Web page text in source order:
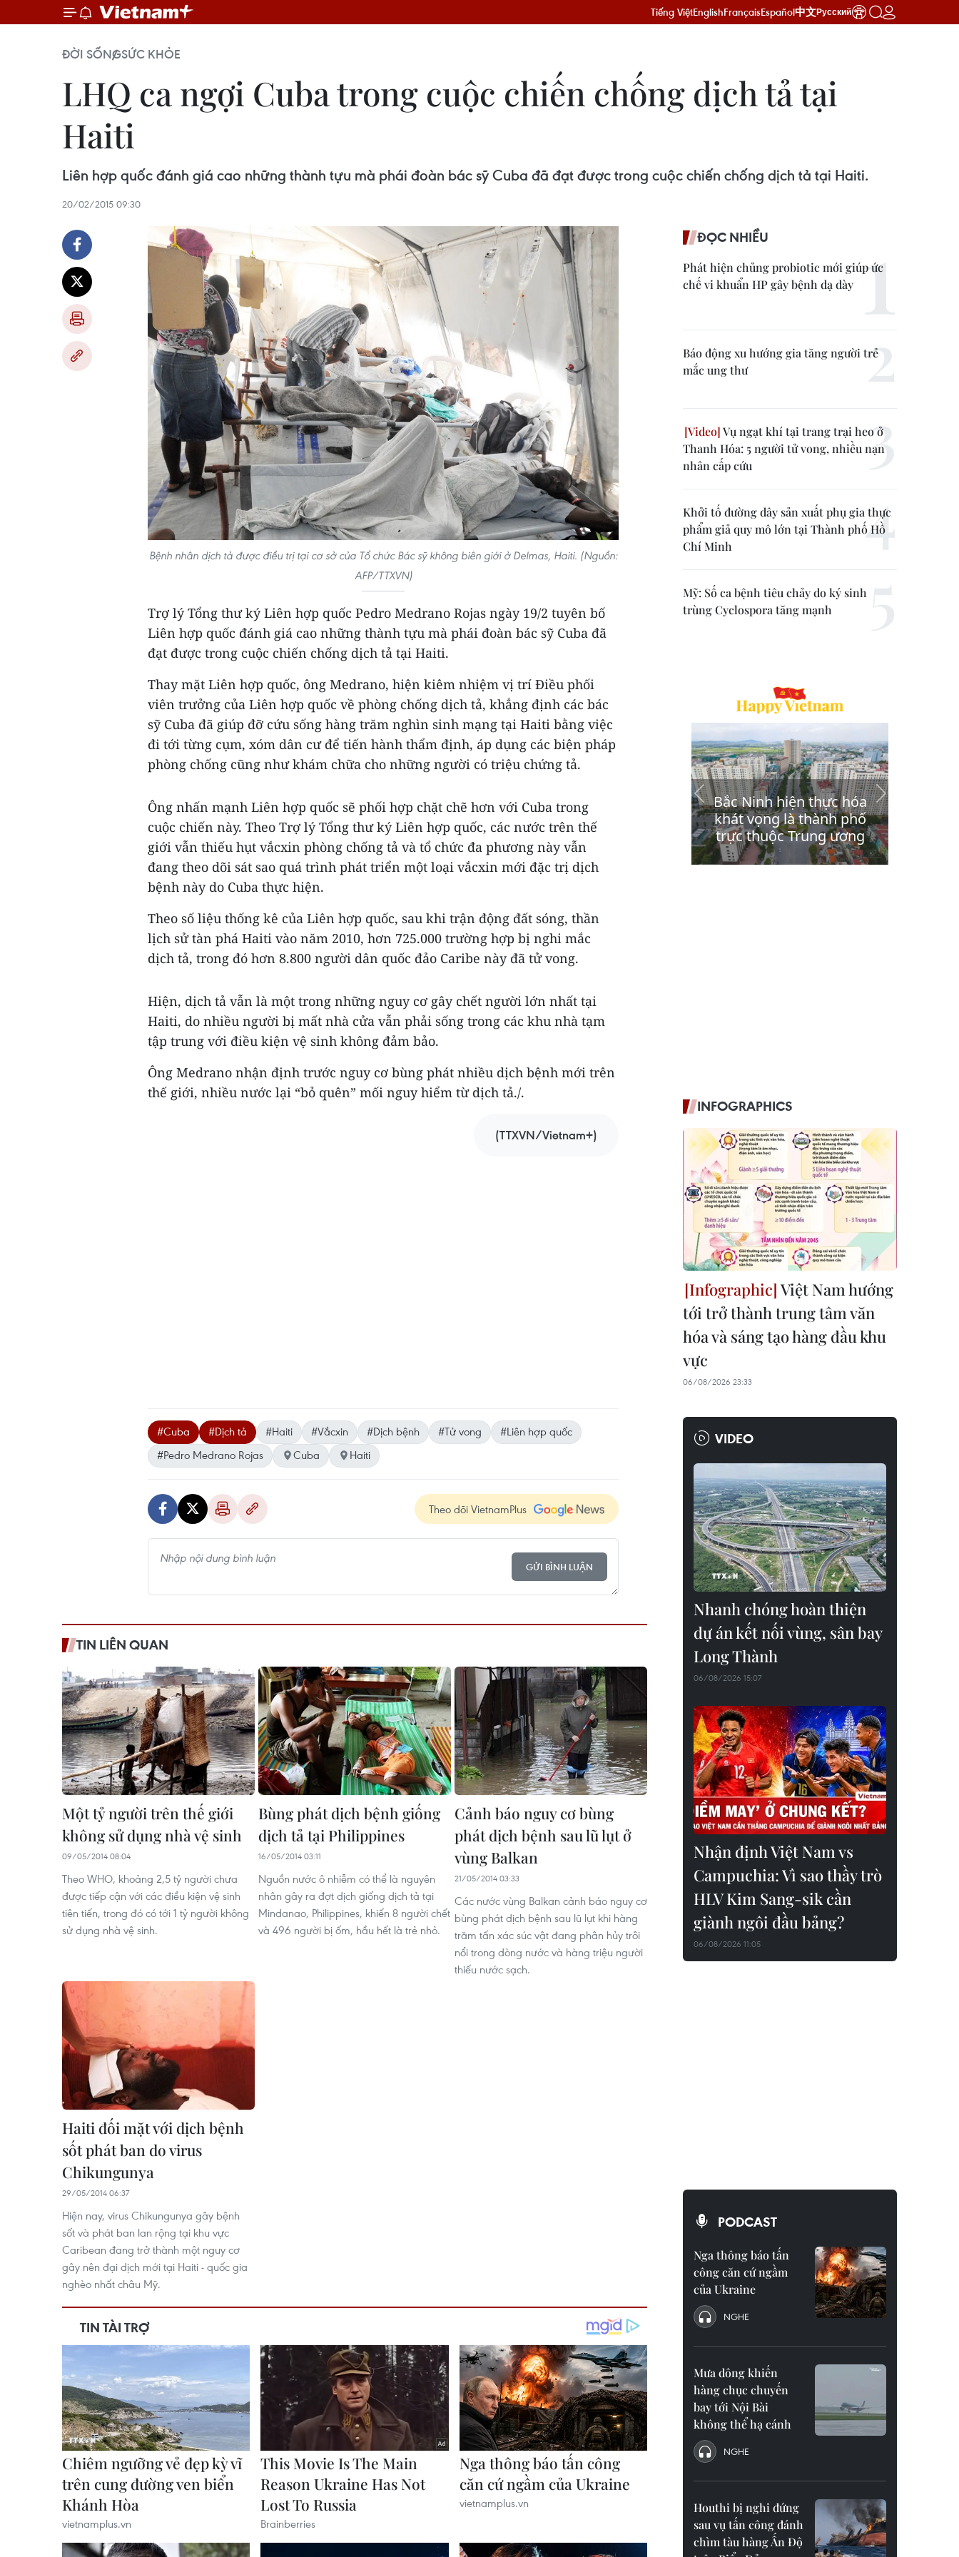
Tiếng ViệtEnglishFrançaisEspañol中文Русский
ĐỜI SỐNGSỨC KHỎE
LHQ ca ngợi Cuba trong cuộc chiến chống dịch tả tại
Haiti
Liên hợp quốc đánh giá cao những thành tựu mà phái đoàn bác sỹ Cuba đã đạt được trong cuộc chiến chống dịch tả tại Haiti.
20/02/2015 09:30
Bệnh nhân dịch tả được điều trị tại cơ sở của Tổ chức Bác sỹ không biên giới ở Delmas, Haiti. (Nguồn:
AFP/TTXVN)
Trợ lý Tổng thư ký Liên hợp quốc Pedro Medrano Rojas ngày 19/2 tuyên bố
Liên hợp quốc đánh giá cao những thành tựu mà phái đoàn bác sỹ Cuba đã
đạt được trong cuộc chiến chống dịch tả tại Haiti.
Thay mặt Liên hợp quốc, ông Medrano, hiện kiêm nhiệm vị trí Điều phối
viên trưởng của Liên hợp quốc về phòng chống dịch tả, khẳng định các bác
sỹ Cuba đã giúp đỡ cứu sống hàng trăm nghìn sinh mạng tại Haiti bằng việc
đi tới từng cụm, xóm dân cư để tiến hành thẩm định, áp dụng các biện pháp
phòng chống cũng như khám chữa cho những người có triệu chứng tả.
Ông nhấn mạnh Liên hợp quốc sẽ phối hợp chặt chẽ hơn với Cuba trong
cuộc chiến này. Theo Trợ lý Tổng thư ký Liên hợp quốc, các nước trên thế
giới vẫn thiếu hụt vắcxin phòng chống tả và tổ chức đa phương này vẫn
đang theo dõi sát sao quá trình phát triển một loại vắcxin mới đặc trị dịch
bệnh này do Cuba thực hiện.
Theo số liệu thống kê của Liên hợp quốc, sau khi trận động đất sóng, thần
lịch sử tàn phá Haiti vào năm 2010, hơn 725.000 trường hợp bị nghi mắc
dịch tả, trong đó hơn 8.800 người dân quốc đảo Caribe này đã tử vong.
Hiện, dịch tả vẫn là một trong những nguy cơ gây chết người lớn nhất tại
Haiti, do nhiều người bị mất nhà cửa vẫn phải sống trong các khu nhà tạm
tập trung với điều kiện vệ sinh không đảm bảo.
Ông Medrano nhận định trước nguy cơ bùng phát nhiều dịch bệnh mới trên
thế giới, nhiều nước lại “bỏ quên” mối nguy hiểm từ dịch tả./.
(TTXVN/Vietnam+)
#Cuba #Dịch tả #Haiti #Vắcxin #Dịch bệnh #Tử vong
#Liên hợp quốc
#Pedro Medrano Rojas
Cuba Haiti
Theo dõi VietnamPlus
GỬI BÌNH LUẬN
TIN LIÊN QUAN
Một tỷ người trên thế giới
không sử dụng nhà vệ sinh
09/05/2014 08:04
Theo WHO, khoảng 2,5 tỷ người chưa
được tiếp cận với các điều kiện vệ sinh
tiên tiến, trong đó có tới 1 tỷ người không
sử dụng nhà vệ sinh.
Bùng phát dịch bệnh giống
dịch tả tại Philippines
16/05/2014 03:11
Nguồn nước ô nhiễm có thể là nguyên
nhân gây ra đợt dịch giống dịch tả tại
Mindanao, Philippines, khiến 8 người chết
và 496 người bị ốm, hầu hết là trẻ nhỏ.
Cảnh báo nguy cơ bùng
phát dịch bệnh sau lũ lụt ở
vùng Balkan
21/05/2014 03:33
Các nước vùng Balkan cảnh báo nguy cơ
bùng phát dịch bệnh sau lũ lụt khi hàng
trăm tấn xác súc vật đang phân hủy trôi
nổi trong dòng nước và hàng triệu người
thiếu nước sạch.
Haiti đối mặt với dịch bệnh
sốt phát ban do virus
Chikungunya
29/05/2014 06:37
Hiện nay, virus Chikungunya gây bệnh
sốt và phát ban lan rộng tại khu vực
Caribean đang trở thành một nguy cơ
gây nên đại dịch mới tại Haiti - quốc gia
nghèo nhất châu Mỹ.
ĐỌC NHIỀU
Phát hiện chủng probiotic mới giúp ức
chế vi khuẩn HP gây bệnh dạ dày
Báo động xu hướng gia tăng người trẻ
mắc ung thư
Vụ ngạt khí tại trang trại heo ở
Thanh Hóa: 5 người tử vong, nhiều nạn
nhân cấp cứu
Khởi tố đường dây sản xuất phụ gia thực
phẩm giả quy mô lớn tại Thành phố Hồ
Chí Minh
Mỹ: Số ca bệnh tiêu chảy do ký sinh
trùng Cyclospora tăng mạnh
INFOGRAPHICS
Việt Nam hướng
tới trở thành trung tâm văn
hóa và sáng tạo hàng đầu khu
vực
06/08/2026 23:33
VIDEO
Nhanh chóng hoàn thiện
dự án kết nối vùng, sân bay
Long Thành
06/08/2026 15:07
Nhận định Việt Nam vs
Campuchia: Vì sao thầy trò
HLV Kim Sang-sik cần
giành ngôi đầu bảng?
06/08/2026 11:05
PODCAST
Nga thông báo tấn
công căn cứ ngầm
của Ukraine
NGHE
Mưa dông khiến
hàng chục chuyến
bay tới Nội Bài
không thể hạ cánh
NGHE
Houthi bị nghi đứng
sau vụ tấn công đánh
chìm tàu hàng Ấn Độ